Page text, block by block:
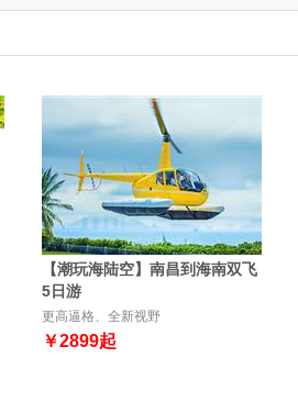
【潮玩海陆空】南昌到海南双飞
5日游
更高逼格、全新视野
￥2899起